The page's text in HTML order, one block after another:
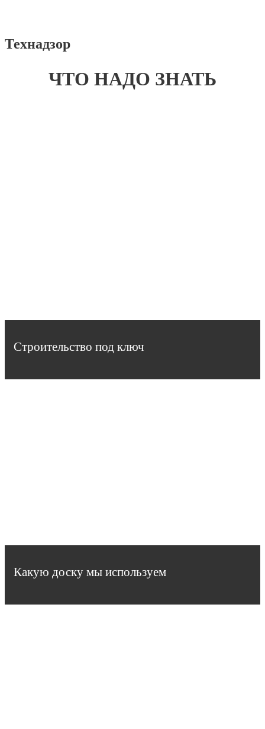
Технадзор
ЧТО НАДО ЗНАТЬ
Строительство под ключ
Какую доску мы используем